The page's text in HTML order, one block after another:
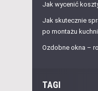
Jak wycenić
Jak skutecznie
po montażu
Ozdobne okna –
TAGI